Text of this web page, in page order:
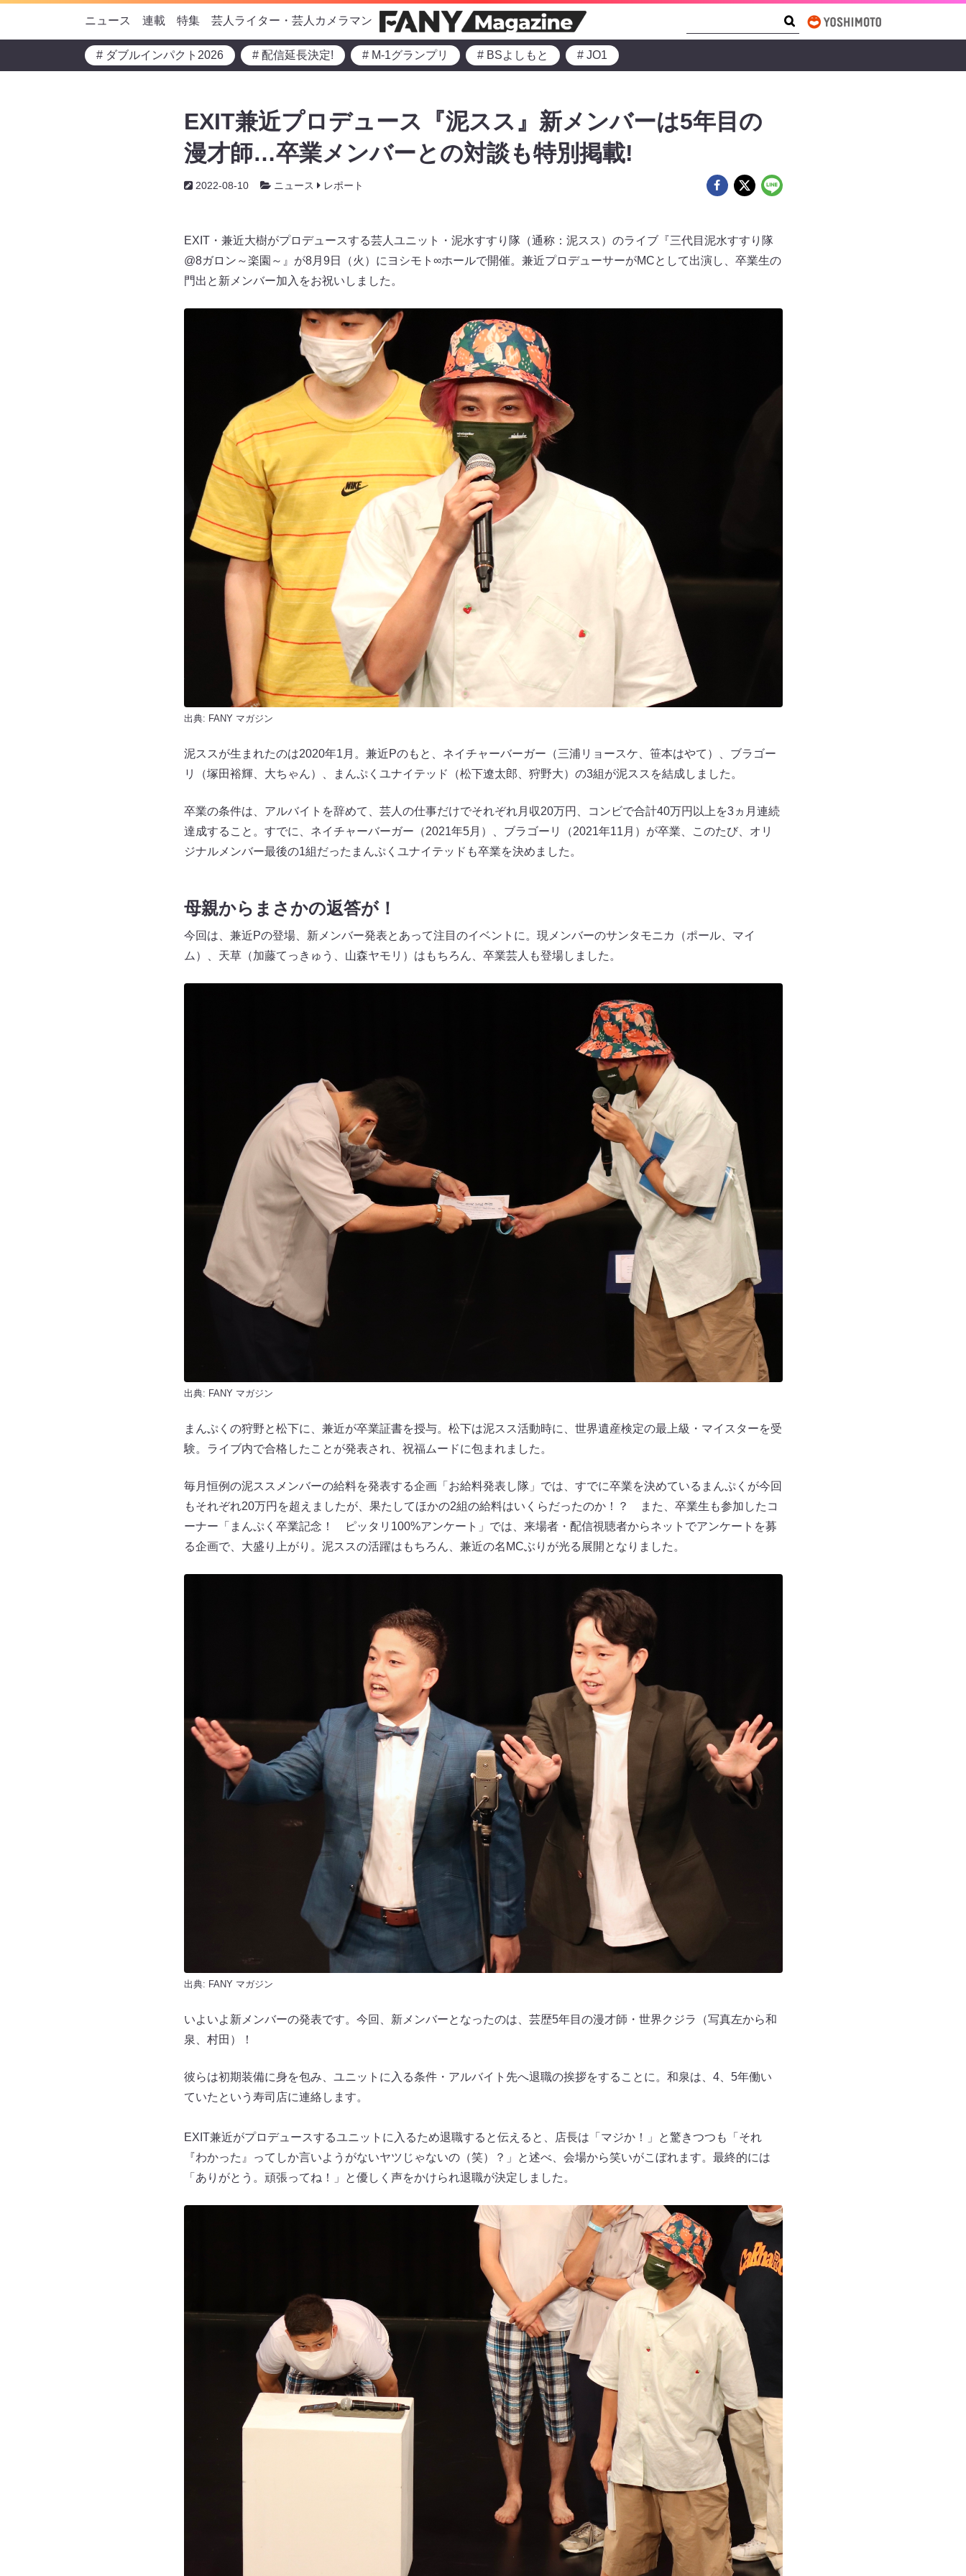
ニュース 連載 特集 芸人ライター・芸人カメラマン
# ダブルインパクト2026 # 配信延長決定! # M-1グランプリ # BSよしもと # JO1
EXIT兼近プロデュース『泥スス』新メンバーは5年目の
漫才師…卒業メンバーとの対談も特別掲載!
2022-08-10 ニュース レポート
EXIT・兼近大樹がプロデュースする芸人ユニット・泥水すすり隊（通称：泥スス）のライブ『三代目泥水すすり隊
@8ガロン～楽園～』が8月9日（火）にヨシモト∞ホールで開催。兼近プロデューサーがMCとして出演し、卒業生の
門出と新メンバー加入をお祝いしました。
出典: FANY マガジン
泥ススが生まれたのは2020年1月。兼近Pのもと、ネイチャーバーガー（三浦リョースケ、笹本はやて）、ブラゴー
リ（塚田裕輝、大ちゃん）、まんぷくユナイテッド（松下遼太郎、狩野大）の3組が泥ススを結成しました。
卒業の条件は、アルバイトを辞めて、芸人の仕事だけでそれぞれ月収20万円、コンビで合計40万円以上を3ヵ月連続
達成すること。すでに、ネイチャーバーガー（2021年5月）、ブラゴーリ（2021年11月）が卒業、このたび、オリ
ジナルメンバー最後の1組だったまんぷくユナイテッドも卒業を決めました。
母親からまさかの返答が！
今回は、兼近Pの登場、新メンバー発表とあって注目のイベントに。現メンバーのサンタモニカ（ポール、マイ
ム）、天草（加藤てっきゅう、山森ヤモリ）はもちろん、卒業芸人も登場しました。
出典: FANY マガジン
まんぷくの狩野と松下に、兼近が卒業証書を授与。松下は泥スス活動時に、世界遺産検定の最上級・マイスターを受
験。ライブ内で合格したことが発表され、祝福ムードに包まれました。
毎月恒例の泥ススメンバーの給料を発表する企画「お給料発表し隊」では、すでに卒業を決めているまんぷくが今回
もそれぞれ20万円を超えましたが、果たしてほかの2組の給料はいくらだったのか！？ また、卒業生も参加したコ
ーナー「まんぷく卒業記念！ ピッタリ100%アンケート」では、来場者・配信視聴者からネットでアンケートを募
る企画で、大盛り上がり。泥ススの活躍はもちろん、兼近の名MCぶりが光る展開となりました。
出典: FANY マガジン
いよいよ新メンバーの発表です。今回、新メンバーとなったのは、芸歴5年目の漫才師・世界クジラ（写真左から和
泉、村田）！
彼らは初期装備に身を包み、ユニットに入る条件・アルバイト先へ退職の挨拶をすることに。和泉は、4、5年働い
ていたという寿司店に連絡します。
EXIT兼近がプロデュースするユニットに入るため退職すると伝えると、店長は「マジか！」と驚きつつも「それ
『わかった』ってしか言いようがないヤツじゃないの（笑）？」と述べ、会場から笑いがこぼれます。最終的には
「ありがとう。頑張ってね！」と優しく声をかけられ退職が決定しました。